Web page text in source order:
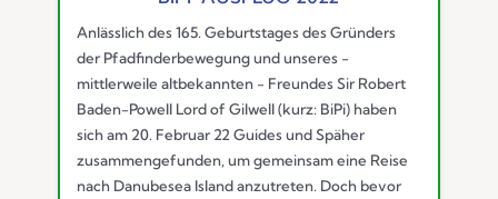
Anlässlich des 165. Geburtstages des Gründers
der Pfadfinderbewegung und unseres -
mittlerweile altbekannten - Freundes Sir Robert
Baden-Powell Lord of Gilwell (kurz: BiPi) haben
sich am 20. Februar 22 Guides und Späher
zusammengefunden, um gemeinsam eine Reise
nach Danubesea Island anzutreten. Doch bevor